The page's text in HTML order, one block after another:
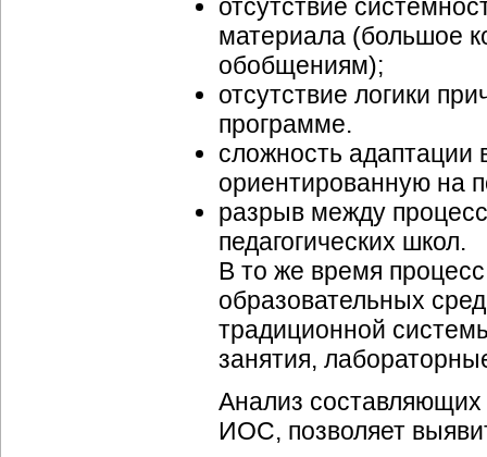
отсутствие
материала (большое
обобщениям);
отсутствие логики
программе.
сложность адаптации
ориентированную на
разрыв между
педагогических школ.
В то же время
образовательных
традиционной
занятия,
Анализ
ИОС, позволяет